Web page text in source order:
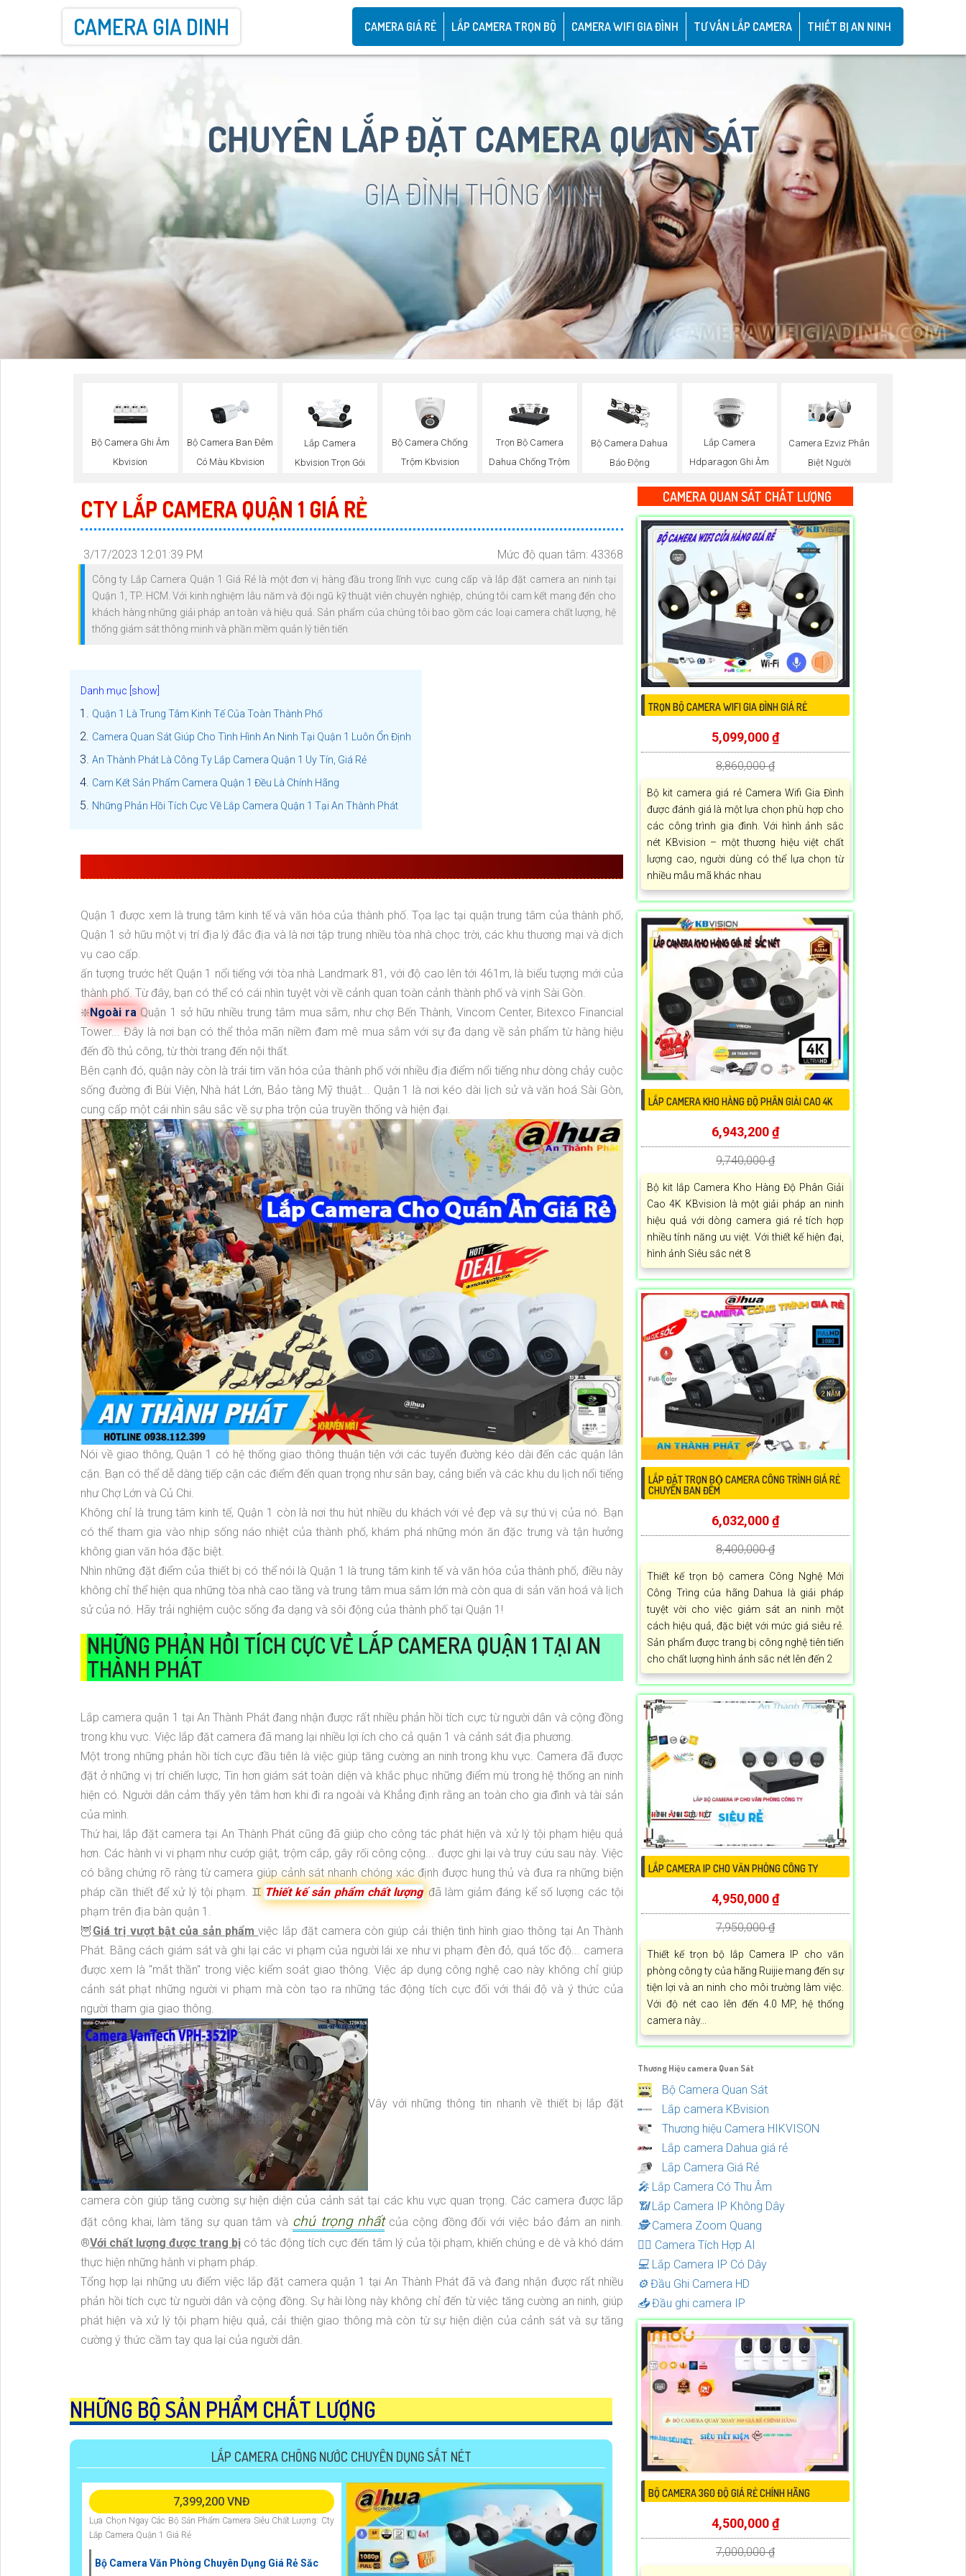
CAMERA GIA DINH CAMERA GIÁ RẺ LẮP CAMERA TRỌN BỘ CAMERA WIFI GIA ĐÌNH TƯ VẤN LẮP CAMERA THIẾT BỊ AN NINH
CHUYÊN LẮP ĐẶT CAMERA QUAN SÁT
GIA ĐÌNH THÔNG MINH
Bộ Camera Ghi Âm
Kbvision
Bộ Camera Ban Đêm
Có Màu Kbvision
Lắp Camera
Kbvision Trọn Gói
Bộ Camera Chống
Trộm Kbvision
Trọn Bộ Camera
Dahua Chống Trộm
Bộ Camera Dahua
Báo Động
Lắp Camera
Hdparagon Ghi Âm
Camera Ezviz Phân
Biệt Người
CTY LẮP CAMERA QUẬN 1 GIÁ RẺ
3/17/2023 12:01:39 PM Mức độ quan tâm: 43368
Công ty Lắp Camera Quận 1 Giá Rẻ là một đơn vị hàng đầu trong lĩnh vực cung cấp và lắp đặt camera an ninh tại
Quận 1, TP. HCM. Với kinh nghiệm lâu năm và đội ngũ kỹ thuật viên chuyên nghiệp, chúng tôi cam kết mang đến cho
khách hàng những giải pháp an toàn và hiệu quả. Sản phẩm của chúng tôi bao gồm các loại camera chất lượng, hệ
thống giám sát thông minh và phần mềm quản lý tiên tiến
Quận 1 Là Trung Tâm Kinh Tế Của Toàn Thành Phố
Camera Quan Sát Giúp Cho Tình Hình An Ninh Tại Quận 1 Luôn Ổn Định
An Thành Phát Là Công Ty Lắp Camera Quận 1 Uy Tín, Giá Rẻ
Cam Kết Sản Phẩm Camera Quận 1 Đều Là Chính Hãng
Những Phản Hồi Tích Cực Về Lắp Camera Quận 1 Tại An Thành Phát
Quận 1 được xem là trung tâm kinh tế và văn hóa của thành phố. Tọa lạc tại quận trung tâm của thành phố,
Quận 1 sở hữu một vị trí địa lý đắc địa và là nơi tập trung nhiều tòa nhà chọc trời, các khu thương mại và dịch
vụ cao cấp.
ấn tượng trước hết Quận 1 nổi tiếng với tòa nhà Landmark 81, với độ cao lên tới 461m, là biểu tượng mới của
thành phố. Từ đây, bạn có thể có cái nhìn tuyệt vời về cảnh quan toàn cảnh thành phố và vịnh Sài Gòn.
❇️Ngoài ra Quận 1 sở hữu nhiều trung tâm mua sắm, như chợ Bến Thành, Vincom Center, Bitexco Financial
Tower... Đây là nơi bạn có thể thỏa mãn niềm đam mê mua sắm với sự đa dạng về sản phẩm từ hàng hiệu
đến đồ thủ công, từ thời trang đến nội thất.
Bên cạnh đó, quận này còn là trái tim văn hóa của thành phố với nhiều địa điểm nổi tiếng như dòng chảy cuộc
sống đường đi Bùi Viện, Nhà hát Lớn, Bảo tàng Mỹ thuật... Quận 1 là nơi kéo dài lịch sử và văn hoá Sài Gòn,
cung cấp một cái nhìn sâu sắc về sự pha trộn của truyền thống và hiện đại.
Nói về giao thông, Quận 1 có hệ thống giao thông thuận tiện với các tuyến đường kéo dài đến các quận lân
cận. Bạn có thể dễ dàng tiếp cận các điểm đến quan trọng như sân bay, cảng biển và các khu du lịch nổi tiếng
như Chợ Lớn và Củ Chi.
Không chỉ là trung tâm kinh tế, Quận 1 còn là nơi thu hút nhiều du khách với vẻ đẹp và sự thú vị của nó. Bạn
có thể tham gia vào nhịp sống náo nhiệt của thành phố, khám phá những món ăn đặc trưng và tận hưởng
không gian văn hóa đặc biệt.
Nhìn những đặt điểm của thiết bị có thể nói là Quận 1 là trung tâm kinh tế và văn hóa của thành phố, điều này
không chỉ thể hiện qua những tòa nhà cao tầng và trung tâm mua sắm lớn mà còn qua di sản văn hoá và lịch
sử của nó. Hãy trải nghiệm cuộc sống đa dạng và sôi động của thành phố tại Quận 1!
NHỮNG PHẢN HỒI TÍCH CỰC VỀ LẮP CAMERA QUẬN 1 TẠI AN
THÀNH PHÁT
Lắp camera quận 1 tại An Thành Phát đang nhận được rất nhiều phản hồi tích cực từ người dân và cộng đồng
trong khu vực. Việc lắp đặt camera đã mang lại nhiều lợi ích cho cả quận 1 và cảnh sát địa phương.
Một trong những phản hồi tích cực đầu tiên là việc giúp tăng cường an ninh trong khu vực. Camera đã được
đặt ở những vị trí chiến lược, Tin hơn giám sát toàn diện và khắc phục những điểm mù trong hệ thống an ninh
hiện có. Người dân cảm thấy yên tâm hơn khi đi ra ngoài và Khẳng định rằng an toàn cho gia đình và tài sản
của mình.
Thứ hai, lắp đặt camera tại An Thành Phát cũng đã giúp cho công tác phát hiện và xử lý tội phạm hiệu quả
hơn. Các hành vi vi phạm như cướp giật, trộm cắp, gây rối công cộng... được ghi lại và truy cứu sau này. Việc
có bằng chứng rõ ràng từ camera giúp cảnh sát nhanh chóng xác định được hung thủ và đưa ra những biện
pháp cần thiết để xử lý tội phạm. ♊ Thiết kế sản phẩm chất lượng đã làm giảm đáng kể số lượng các tội
phạm trên địa bàn quận 1.
🦉 Giá trị vượt bật của sản phẩmviệc lắp đặt camera còn giúp cải thiện tình hình giao thông tại An Thành
Phát. Bằng cách giám sát và ghi lại các vi phạm của người lái xe như vi phạm đèn đỏ, quá tốc độ... camera
được xem là "mắt thần" trong việc kiểm soát giao thông. Việc áp dụng công nghệ cao này không chỉ giúp
cảnh sát phạt những người vi phạm mà còn tạo ra những tác động tích cực đối với thái độ và ý thức của
người tham gia giao thông.
Vây với những thông tin nhanh về thiết bị lắp đặt
camera còn giúp tăng cường sự hiện diện của cảnh sát tại các khu vực quan trọng. Các camera được lắp
đặt công khai, làm tăng sự quan tâm và chú trọng nhấtcủa cộng đồng đối với việc bảo đảm an ninh.
®️Với chất lượng được trang bị có tác động tích cực đến tâm lý của tội phạm, khiến chúng e dè và khó dám
thực hiện những hành vi phạm pháp.
Tổng hợp lại những ưu điểm việc lắp đặt camera quận 1 tại An Thành Phát đã và đang nhận được rất nhiều
phản hồi tích cực từ người dân và cộng đồng. Sự hài lòng này không chỉ đến từ việc tăng cường an ninh, giúp
phát hiện và xử lý tội phạm hiệu quả, cải thiện giao thông mà còn từ sự hiện diện của cảnh sát và sự tăng
cường ý thức cầm tay qua lại của người dân.
NHỮNG BỘ SẢN PHẨM CHẤT LƯỢNG
LẮP CAMERA CHÔNG NƯỚC CHUYÊN DỤNG SẮT NÉT
7,399,200 VNĐ
Lựa Chọn Ngay Các Bộ Sản Phẩm Camera Siêu Chất Lượng: Cty
Lắp Camera Quận 1 Giá Rẻ
Bộ Camera Văn Phòng Chuyên Dụng Giá Rẻ Săc
CAMERA QUAN SÁT CHẤT LƯỢNG
TRỌN BỘ CAMERA WIFI GIA ĐÌNH GIÁ RẺ
5,099,000 ₫
8,860,000 ₫
Bộ kit camera giá rẻ Camera Wifi Gia Đình
được đánh giá là một lựa chọn phù hợp cho
các công trình gia đình. Với hình ảnh sắc
nét KBvision – một thương hiệu việt chất
lượng cao, người dùng có thể lựa chọn từ
nhiều mẫu mã khác nhau
LẮP CAMERA KHO HÀNG ĐỘ PHÂN GIẢI CAO 4K
6,943,200 ₫
9,740,000 ₫
Bộ kit lắp Camera Kho Hàng Độ Phân Giải
Cao 4K KBvision là một giải pháp an ninh
hiệu quả với dòng camera giá rẻ tích hợp
nhiều tính năng ưu việt. Với thiết kế hiện đại,
hình ảnh Siêu sắc nét 8
LẮP ĐẶT TRỌN BỘ CAMERA CÔNG TRÌNH GIÁ RẺ
CHUYÊN BAN ĐÊM
6,032,000 ₫
8,400,000 ₫
Thiết kế trọn bộ camera Công Nghệ Mới
Công Trìng của hãng Dahua là giải pháp
tuyệt vời cho việc giám sát an ninh một
cách hiệu quả, đặc biệt với mức giá siêu rẻ.
Sản phẩm được trang bị công nghệ tiên tiến
cho chất lượng hình ảnh sắc nét lên đến 2
LẮP CAMERA IP CHO VĂN PHÒNG CÔNG TY
4,950,000 ₫
7,950,000 ₫
Thiết kế trọn bộ lắp Camera IP cho văn
phòng công ty của hãng Ruijie mang đến sự
tiện lợi và an ninh cho môi trường làm việc.
Với độ nét cao lên đến 4.0 MP, hệ thống
camera này...
Thương Hiệu camera Quan Sát
Bộ Camera Quan Sát
Lắp camera KBvision
Thương hiệu Camera HIKVISON
Lắp camera Dahua giá rẻ
Lắp Camera Giá Rẻ
️🎤️ Lắp Camera Có Thu Âm
📶Lắp Camera IP Không Dây
🕵️Camera Zoom Quang
🧛‍♀️ Camera Tích Hợp AI
💻 Lắp Camera IP Có Dây
⚙️Đầu Ghi Camera HD
📥Đầu ghi camera IP
BỘ CAMERA 360 ĐỘ GIÁ RẺ CHÍNH HÃNG
4,500,000 ₫
7,000,000 ₫